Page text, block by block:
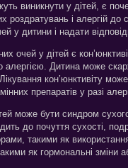
виникнути у дітей, є
роздратувань і алергій
у дитини і надати
очей у дітей є
алергією. Дитина може
кон’юнктивіту
препаратів у разі
може бути синдром
до почуття сухості,
такими як
як гормональні зміни